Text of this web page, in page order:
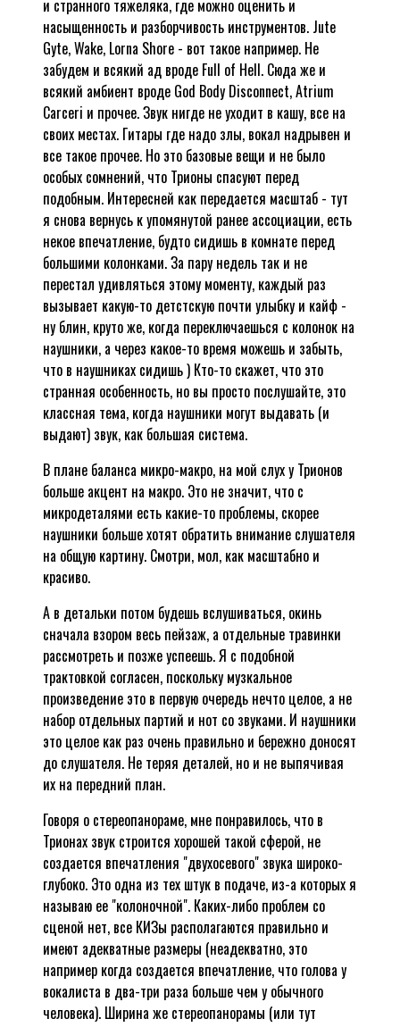
и странного тяжеляка, где можно оценить и
насыщенность и разборчивость инструментов. Jute
Gyte, Wake, Lorna Shore - вот такое например. Не
забудем и всякий ад вроде Full of Hell. Сюда же и
всякий амбиент вроде God Body Disconnect, Atrium
Carceri и прочее. Звук нигде не уходит в кашу, все на
своих местах. Гитары где надо злы, вокал надрывен и
все такое прочее. Но это базовые вещи и не было
особых сомнений, что Трионы спасуют перед
подобным. Интересней как передается масштаб - тут
я снова вернусь к упомянутой ранее ассоциации, есть
некое впечатление, будто сидишь в комнате перед
большими колонками. За пару недель так и не
перестал удивляться этому моменту, каждый раз
вызывает какую-то детстскую почти улыбку и кайф -
ну блин, круто же, когда переключаешься с колонок на
наушники, а через какое-то время можешь и забыть,
что в наушниках сидишь ) Кто-то скажет, что это
странная особенность, но вы просто послушайте, это
классная тема, когда наушники могут выдавать (и
выдают) звук, как большая система.
В плане баланса микро-макро, на мой слух у Трионов
больше акцент на макро. Это не значит, что с
микродеталями есть какие-то проблемы, скорее
наушники больше хотят обратить внимание слушателя
на общую картину. Смотри, мол, как масштабно и
красиво.
А в детальки потом будешь вслушиваться, окинь
сначала взором весь пейзаж, а отдельные травинки
рассмотреть и позже успеешь. Я с подобной
трактовкой согласен, поскольку музкальное
произведение это в первую очередь нечто целое, а не
набор отдельных партий и нот со звуками. И наушники
это целое как раз очень правильно и бережно доносят
до слушателя. Не теряя деталей, но и не выпячивая
их на передний план.
Говоря о стереопанораме, мне понравилось, что в
Трионах звук строится хорошей такой сферой, не
создается впечатления "двухосевого" звука широко-
глубоко. Это одна из тех штук в подаче, из-а которых я
называю ее "колоночной". Каких-либо проблем со
сценой нет, все КИЗы располагаются правильно и
имеют адекватные размеры (неадекватно, это
например когда создается впечатление, что голова у
вокалиста в два-три раза больше чем у обычного
человека). Ширина же стереопанорамы (или тут